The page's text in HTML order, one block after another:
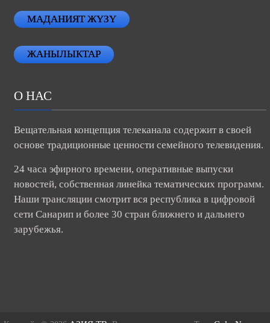
МАДАНИЯТ ЖҮЗҮ
ЖАНЫЛЫКТАР
О НАС
Вещательная концепция телеканала содержит в своей
основе традиционные ценности семейного телевидения.
24 часа эфирного времени, оперативные выпуски
новостей, собственная линейка тематических программ.
Наши трансляции смотрит вся республика в цифровой
сети Санарип и более 30 стран ближнего и дальнего
зарубежья.